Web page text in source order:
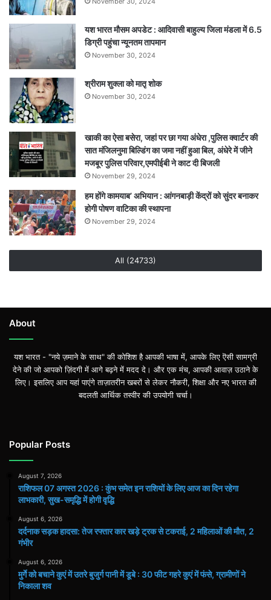
समृद्धि
में
होगी
वृद्धि
यश भारत मौसम अपडेट : आदिवासी बाहुल्य जिला मंडला में 6.5
डिग्री पहुंचा न्यूनतम तापमान
November 30, 2024
श्रीराम शुक्ला को मातृ शोक
November 30, 2024
खाकी का ऐसा बसेरा, जहां पर छा गया अंधेरा ,पुलिस क्वार्टर की
सात मंजिलनुमा बिल्डिंग का जमा नहीं हुआ बिल, अंधेरे में जीने
मजबूर पुलिस परिवार,एमपीईबी ने काट दी बिजली
November 29, 2024
हम होंगे कामयाब’ अभियान : आंगनबाड़ी केंद्रों को सुंदर बनाकर
होगी पोषण वाटिका की स्थापना
November 29, 2024
All (24733)
About
यश भारत - "नये ज़माने के साथ" की कोशिश है आपकी भाषा में, आपके लिए ऎसी सामग्री
देने की जो आपको ज़िंदगी में आगे बढ़ने में मदद दे। और एक मंच, आपकी आवाज़ उठाने के
लिए। इसलिए आप यहां पाएंगे ताज़ातरीन खबरों से लेकर नौकरी, शिक्षा और नए भारत की
बदलती आर्थिक तस्वीर की उपयोगी चर्चा।
Popular Posts
August 7, 2026
राशिफल 07 अगस्त 2026 : कुंभ समेत इन राशियों के लिए आज का दिन रहेगा
लाभकारी, सुख-समृद्धि में होगी वृद्धि
August 6, 2026
दर्दनाक सड़क हादसा: तेज रफ्तार कार खड़े ट्रक से टकराई, 2 महिलाओं की मौत, 2
गंभीर
August 6, 2026
मुर्गे को बचाने कुएं में उतरे बुजुर्ग पानी में डूबे : 30 फीट गहरे कुएं में फंसे, ग्रामीणों ने
निकाला शव